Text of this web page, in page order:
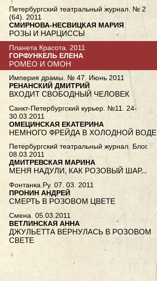
Петербургский театральный журнал. № 2
(64). 2011
СМИРНОВА-НЕСВИЦКАЯ МАРИЯ
РОЗЫ И НАРЦИССЫ
Планета Красота. 2011
ГОРФУНКЕЛЬ ЕЛЕНА
РОМЕО И ОМОН
Империя драмы. № 47. Июнь 2011
РЕНАНСКИЙ ДМИТРИЙ
ВХОДИТ СВОБОДНЫЙ ЧЕЛОВЕК
Санкт-Петербургский курьер. №11. 24-
30.03.2011
ОМЕЦИНСКАЯ ЕКАТЕРИНА
НЕМНОГО ФРЕЙДА В ХОЛОДНОЙ ВОДЕ
Петербургский театральный журнал. Блог.
08.03.2011
ДМИТРЕВСКАЯ МАРИНА
МЕНЯ НАДУЛИ, КАК РОЗОВЫЙ ШАР...
Фонтанка.Ру. 07. 03. 2011
ПРОНИН АНДРЕЙ
СМЕРТЬ В РОЗОВОМ ЦВЕТЕ
Смена. 05.03.2011
ВЕТЛИНСКАЯ АННА
ДЖУЛЬЕТТА ВЕРНУЛАСЬ В РОЗОВОМ
СВЕТЕ